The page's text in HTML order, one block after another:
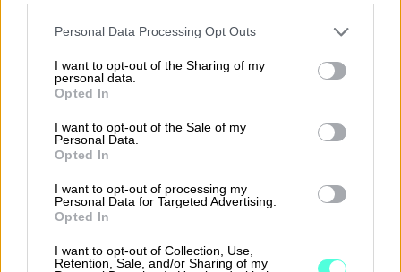
Please note that this website/app uses one or more Google
not limited to your visit or usage behaviour. You may click to
grant or deny consent to Google and its third-party tags to
use your data for below specified purposes in below Google
consent section.
Personal Data Processing Opt Outs
I want to opt-out of the Sharing of my
personal data.
Opted In
I want to opt-out of the Sale of my
Personal Data.
Opted In
I want to opt-out of processing my
Personal Data for Targeted Advertising.
Opted In
I want to opt-out of Collection, Use,
Retention, Sale, and/or Sharing of my
Helpompaa arkea fiksulla
Finago Procountorilla
Automatisoi ja selkeytä talouttasi
Vaivatonta yhteistyötä eri osapuolten
Sopii yritysmuodosta ja -koosta